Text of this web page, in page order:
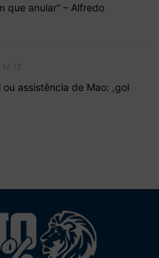
que anular” – Alfredo
assistência de Mao: ,gol